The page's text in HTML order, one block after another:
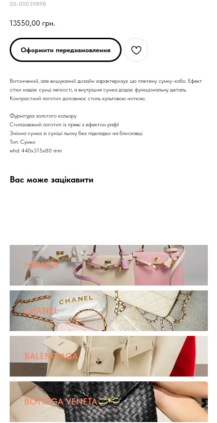
00-00039898
13550,00 грн.
Оформити передзамовлення
Витончений, але вишуканий дизайн характеризує цю плетену сумку-хобо. Ефект
сітки надає сумці легкості, а внутрішня сумка додає функціональну деталь.
Контрастний логотип доповнює стиль культовою ноткою.
Фурнітура золотого кольору
Стилізований логотип із пряжі з ефектом рафії
Знімна сумка зі суміші льону без підкладки на блискавці
Тип: Сумки
whd: 440x315x80 mm
Вас може зацікавити
HERMES
CHANEL
BALENCIAGA
BOTTEGA VENETA